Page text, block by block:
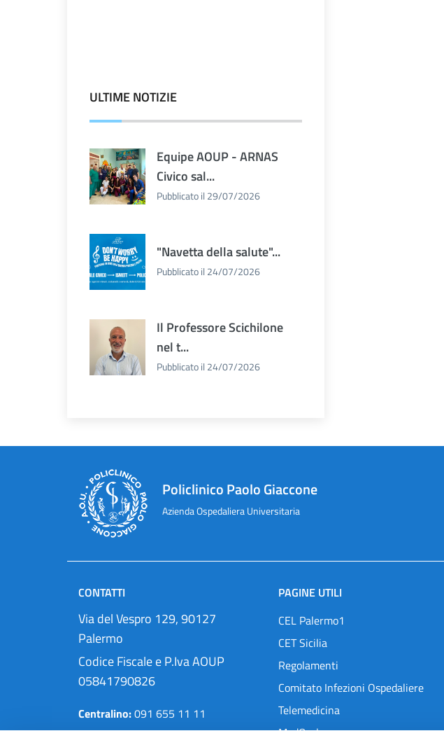
ULTIME NOTIZIE
Equipe AOUP - ARNAS
Civico sal...
Pubblicato il 29/07/2026
"Navetta della salute"...
Pubblicato il 24/07/2026
Il Professore Scichilone
nel t...
Pubblicato il 24/07/2026
Policlinico Paolo Giaccone
Azienda Ospedaliera Universitaria
CONTATTI
Via del Vespro 129, 90127
Palermo
Codice Fiscale e P.Iva AOUP
05841790826
Centralino:091 655 11 11
Pec:protocollo@cert.policlinico.pa.it
PAGINE UTILI
CEL Palermo1
CET Sicilia
Regolamenti
Comitato Infezioni Ospedaliere
Telemedicina
MedOral